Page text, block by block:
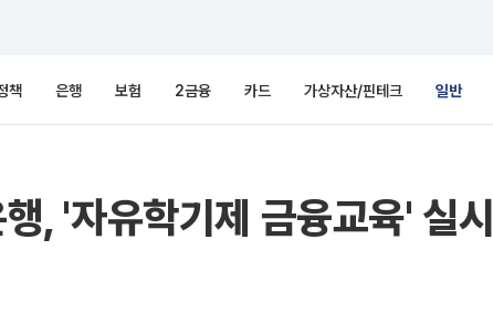
책 은행 보험 2금융 카드 가상자산/핀테크 일반
, '자유학기제 금융교육' 실